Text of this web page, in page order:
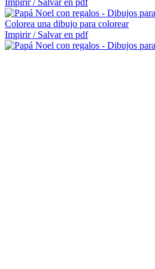
Impirir / Salvar en pdf
Colorea una dibujo para colorear
Impirir / Salvar en pdf